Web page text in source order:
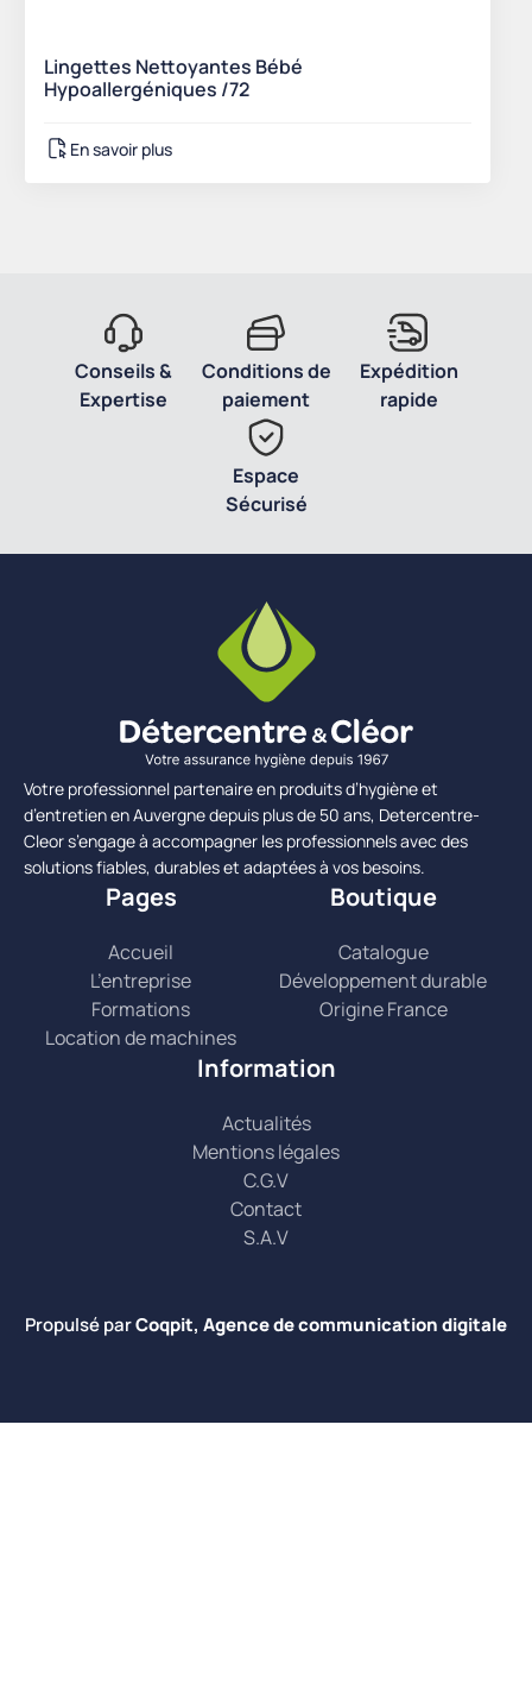
Lingettes Nettoyantes Bébé
Hypoallergéniques /72
En savoir plus
Conseils &
Expertise
Conditions de
paiement
Expédition
rapide
Espace
Sécurisé
Votre professionnel partenaire en produits d’hygiène et
d’entretien en Auvergne depuis plus de 50 ans, Detercentre-
Cleor s’engage à accompagner les professionnels avec des
solutions fiables, durables et adaptées à vos besoins.
Pages
Accueil
L’entreprise
Formations
Location de machines
Boutique
Catalogue
Développement durable
Origine France
Information
Actualités
Mentions légales
C.G.V
Contact
S.A.V
Propulsé parCoqpit, Agence de communication digitale